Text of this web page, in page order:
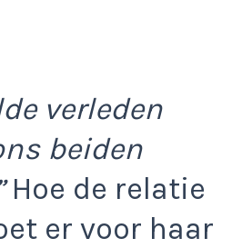
verleden
beiden
Hoe de relatie
er voor haar